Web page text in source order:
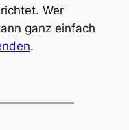
Wer
ganz einfach
.